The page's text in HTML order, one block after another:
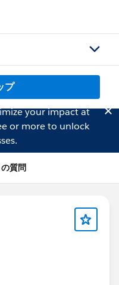
プ
your impact at
or more to unlock
質問